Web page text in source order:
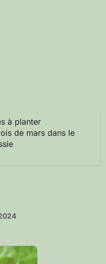
à planter
de mars dans le